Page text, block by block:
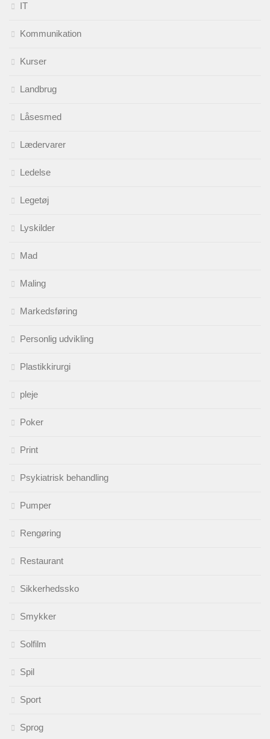
IT
Kommunikation
Kurser
Landbrug
Låsesmed
Lædervarer
Ledelse
Legetøj
Lyskilder
Mad
Maling
Markedsføring
Personlig udvikling
Plastikkirurgi
pleje
Poker
Print
Psykiatrisk behandling
Pumper
Rengøring
Restaurant
Sikkerhedssko
Smykker
Solfilm
Spil
Sport
Sprog